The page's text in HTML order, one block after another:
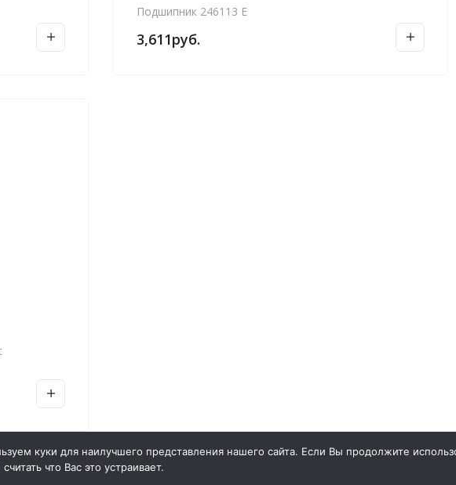
Подшипник 246113 Е
3,611руб.
куки для наилучшего представления нашего сайта. Если Вы продолжите
что Вас это устраивает.